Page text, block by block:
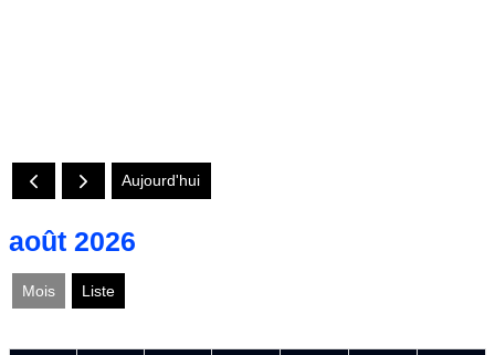
Aujourd'hui
août 2026
Mois Liste